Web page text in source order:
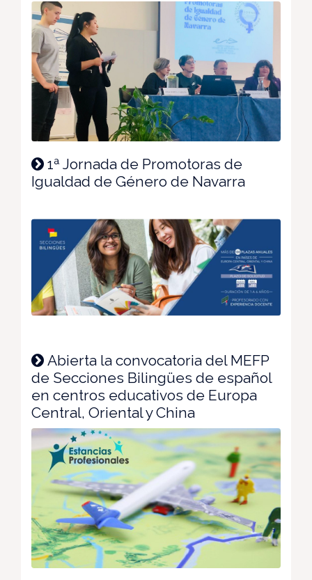
1ª Jornada de Promotoras de
Igualdad de Género de Navarra
Abierta la convocatoria del MEFP
de Secciones Bilingües de español
en centros educativos de Europa
Central, Oriental y China